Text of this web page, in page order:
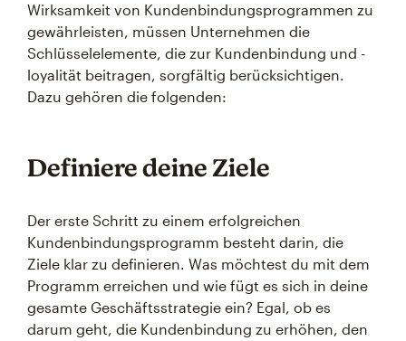
Wirksamkeit von Kundenbindungsprogrammen zu
gewährleisten, müssen Unternehmen die
Schlüsselelemente, die zur Kundenbindung und -
loyalität beitragen, sorgfältig berücksichtigen.
Dazu gehören die folgenden:
Definiere deine Ziele
Der erste Schritt zu einem erfolgreichen
Kundenbindungsprogramm besteht darin, die
Ziele klar zu definieren. Was möchtest du mit dem
Programm erreichen und wie fügt es sich in deine
gesamte Geschäftsstrategie ein? Egal, ob es
darum geht, die Kundenbindung zu erhöhen, den